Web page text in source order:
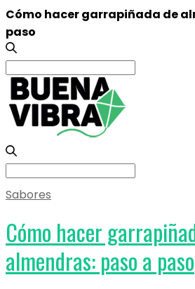
Cómo hacer garrapiñada de
paso
Search
for:
Search
for:
Sabores
Cómo hacer
almendras: paso a paso